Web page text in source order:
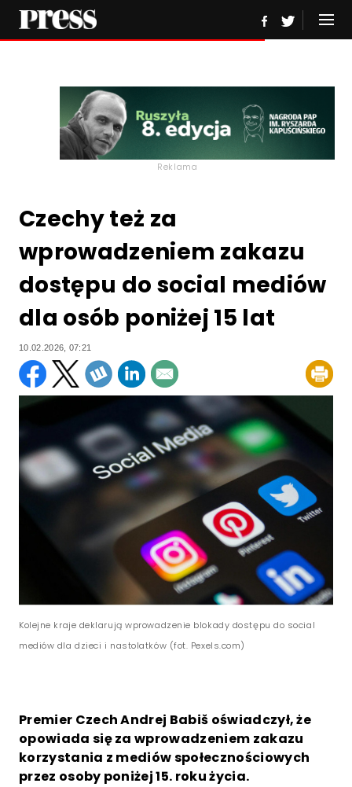
Reklama
Czechy też za
wprowadzeniem zakazu
dostępu do social mediów
dla osób poniżej 15 lat
10.02.2026, 07:21
Kolejne kraje deklarują wprowadzenie blokady dostępu do social
mediów dla dzieci i nastolatków (fot. Pexels.com)
Premier Czech Andrej Babiš oświadczył, że
opowiada się za wprowadzeniem zakazu
korzystania z mediów społecznościowych
przez osoby poniżej 15. roku życia.